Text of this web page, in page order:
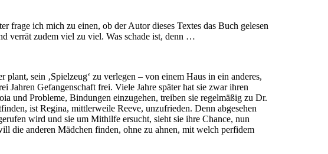
ich mich zu einen, ob der Autor dieses Textes das Buch gelesen
verrät zudem viel zu viel. Was schade ist, denn …
sein ‚Spielzeug‘ zu verlegen – von einem Haus in ein anderes,
Jahren Gefangenschaft frei. Viele Jahre später hat sie zwar ihren
und Probleme, Bindungen einzugehen, treiben sie regelmäßig zu Dr.
ist Regina, mittlerweile Reeve, unzufrieden. Denn abgesehen
wird und sie um Mithilfe ersucht, sieht sie ihre Chance, nun
die anderen Mädchen finden, ohne zu ahnen, mit welch perfidem